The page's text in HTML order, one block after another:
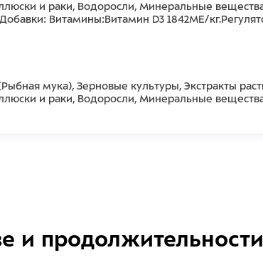
и раки, Водоросли, Минеральные
Витамины:Витамин D3 1842МЕ/
мука), Зерновые культуры, Экстракты
и раки, Водоросли, Минеральные
и